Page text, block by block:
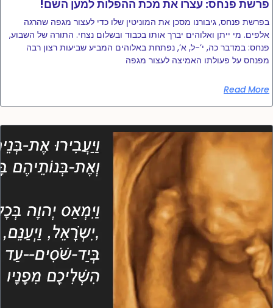
!פרשת פנחס: עצרו את מכת ההפלות למען השם
בפרשת פנחס, גיבורנו מסכן את המוניטין שלו כדי לעצור מגפה שהרגה
אלפים. מי ייתן ואלוהים יברך אותו בכבוד ובשלום נצחי. התורה של השבוע,
פנחס: במדבר כה, י’-ל, א’, נפתחת באלוהים המביע שביעות רצון רבה
מפנחס על פעולתו האמיצה לעצור מגפה
Read More